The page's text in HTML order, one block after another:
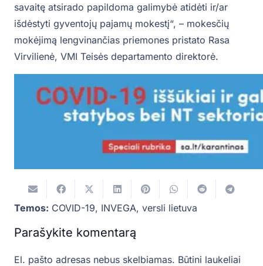
savaitę atsirado papildoma galimybė atidėti ir/ar
išdėstyti gyventojų pajamų mokestį“, – mokesčių
mokėjimą lengvinančias priemones pristato Rasa
Virvilienė, VMI Teisės departamento direktorė.
Temos: COVID-19, INVEGA, versli lietuva
Parašykite komentarą
El. pašto adresas nebus skelbiamas. Būtini laukeliai